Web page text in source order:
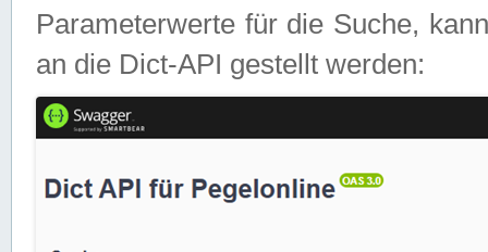
Parameterwerte für die Suche,
an die Dict-API gestellt werden: